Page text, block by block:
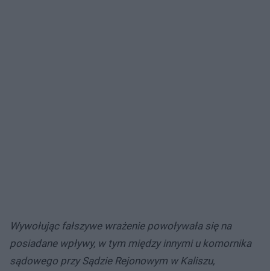
Wywołując fałszywe wrażenie powoływała się na
posiadane wpływy, w tym między innymi u komornika
sądowego przy Sądzie Rejonowym w Kaliszu,